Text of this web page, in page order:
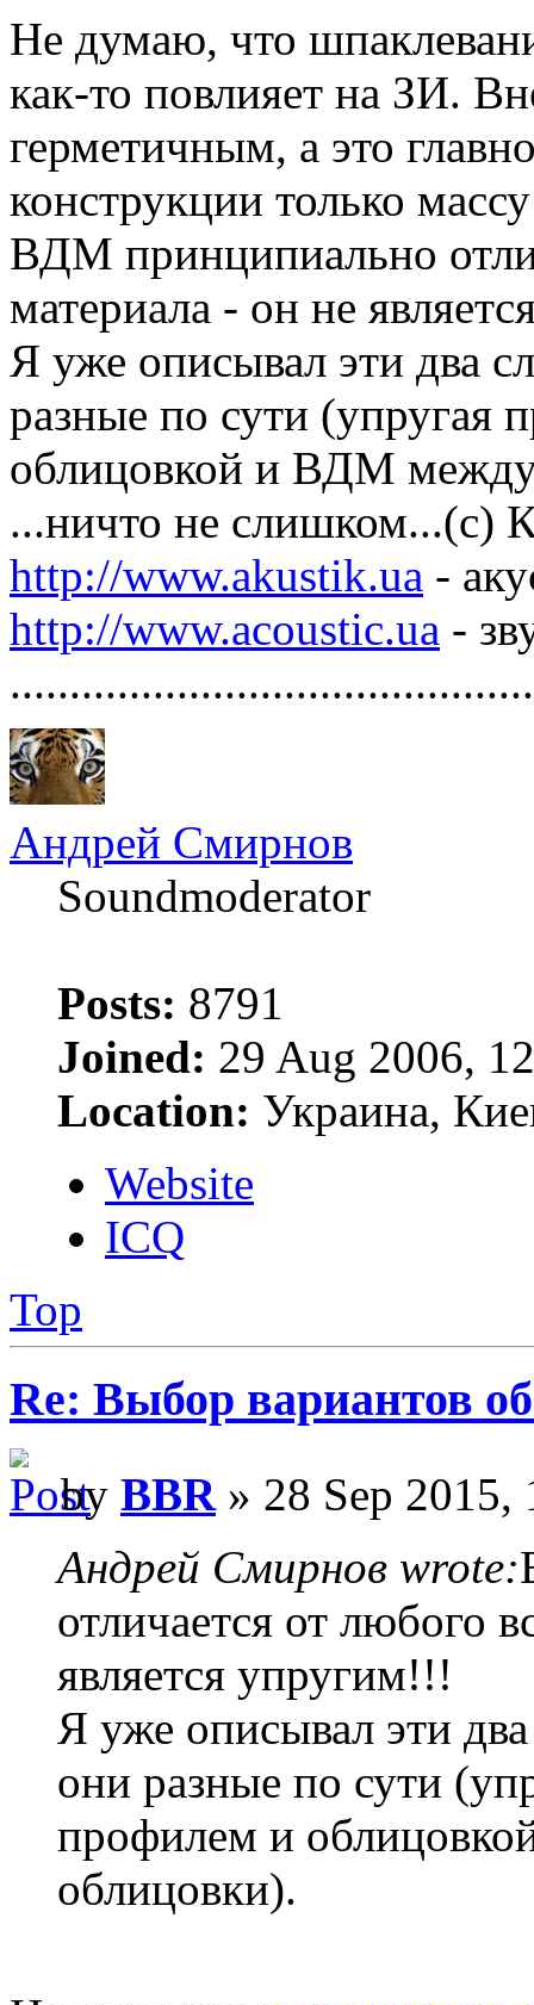
Не думаю, что
как-то повлияет на ЗИ.
герметичным, а это
конструкции только
ВДМ принципиально
материала - он не
Я уже описывал эти два
разные по сути (упругая
облицовкой и ВДМ
...ничто не слишком...(с)
http://www.akustik.ua -
http://www.acoustic.ua -
............................................
Андрей Смирнов
Soundmoderator
Posts: 8791
Joined: 29 Aug 2006,
Location: Украина,
Website
ICQ
Top
Re: Выбор вариантов
by BBR» 28 Sep 2015,
Андрей Смирнов wrote:
отличается от любого
является упругим!!!
Я уже описывал эти
они разные по сути
профилем и
облицовки).